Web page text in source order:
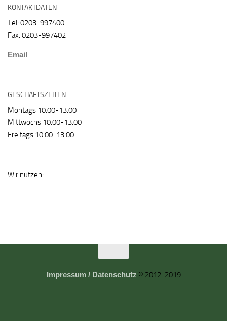
KONTAKTDATEN
Tel: 0203-997400
Fax: 0203-997402
Email
GESCHÄFTSZEITEN
Montags 10:00-13:00
Mittwochs 10:00-13:00
Freitags 10:00-13:00
Wir nutzen:
Impressum / Datenschutz © 2012-2019